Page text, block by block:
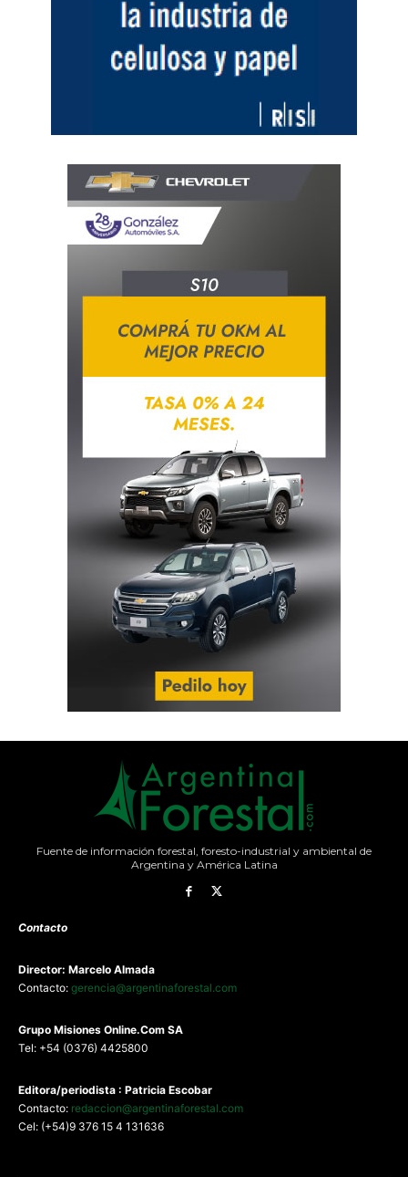
Fuente de información forestal, foresto-industrial y ambiental de
Argentina y América Latina
Contacto
Director: Marcelo Almada
Contacto: gerencia@argentinaforestal.com
Grupo Misiones Online.Com SA
Tel: +54 (0376) 4425800
Editora/periodista : Patricia Escobar
Contacto: redaccion@argentinaforestal.com
Cel: (+54)9 376 15 4 131636